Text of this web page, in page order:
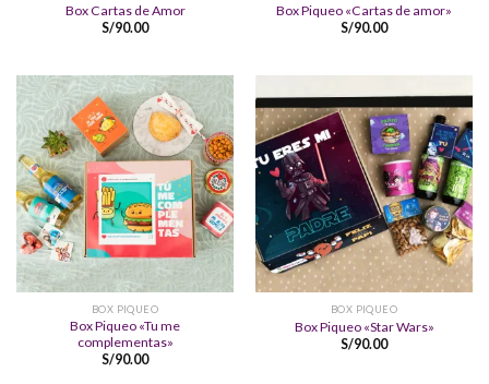
Box Cartas de Amor
S/90.00
Box Piqueo «Cartas de amor»
S/90.00
BOX PIQUEO
Box Piqueo «Tu me
complementas»
S/90.00
BOX PIQUEO
Box Piqueo «Star Wars»
S/90.00